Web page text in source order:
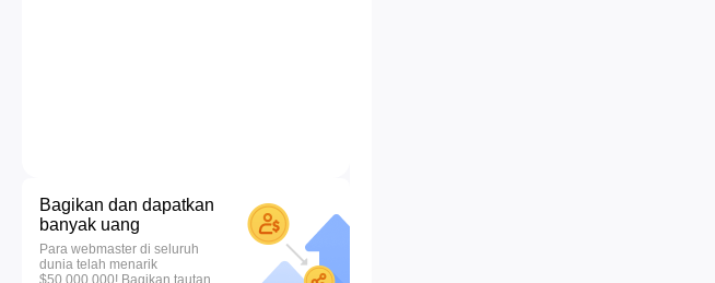
Bagikan dan dapatkan
banyak uang
Para webmaster di seluruh
dunia telah menarik
$50.000.000! Bagikan tautan